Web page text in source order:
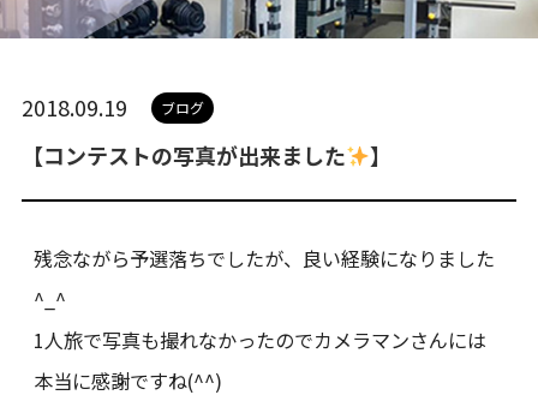
【コンテストの写真が出来ました 】
2018.09.19 ブログ
残念ながら予選落ちでしたが、良い経験になりました
^_^
1人旅で写真も撮れなかったのでカメラマンさんには
本当に感謝ですね(^^)